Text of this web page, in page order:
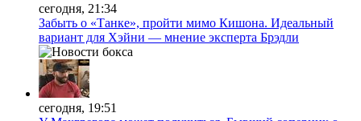
сегодня, 21:34
Забыть о «Танке», пройти мимо Кишона. Идеальный
вариант для Хэйни — мнение эксперта Брэдли
сегодня, 19:51